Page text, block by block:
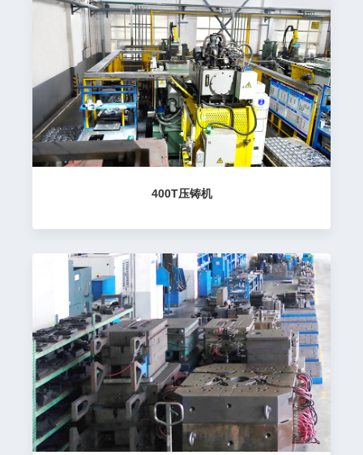
400T压铸机